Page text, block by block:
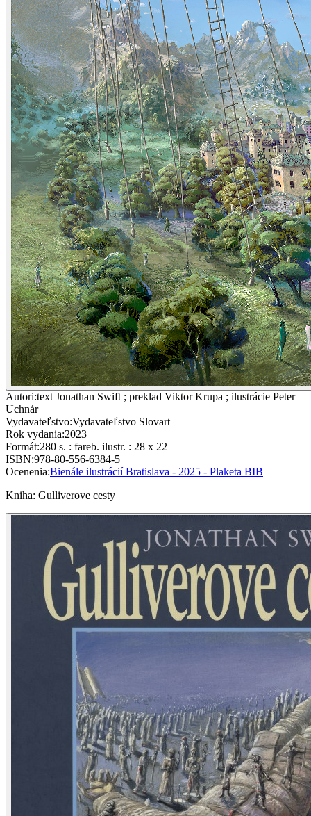
Autori:text Jonathan Swift ; preklad Viktor Krupa ; ilustrácie Peter
Uchnár
Vydavateľstvo:Vydavateľstvo Slovart
Rok vydania:2023
Formát:280 s. : fareb. ilustr. : 28 x 22
ISBN:978-80-556-6384-5
Ocenenia:Bienále ilustrácií Bratislava - 2025 - Plaketa BIB
Kniha: Gulliverove cesty